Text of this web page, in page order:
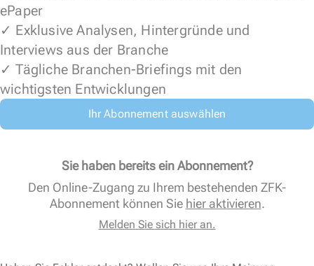
ePaper
✓ Exklusive Analysen, Hintergründe und
Interviews aus der Branche
✓ Tägliche Branchen-Briefings mit den
wichtigsten Entwicklungen
Ihr Abonnement auswählen
Sie haben bereits ein Abonnement?
Den Online-Zugang zu Ihrem bestehenden ZFK-
Abonnement können Sie hier aktivieren.
Melden Sie sich hier an.